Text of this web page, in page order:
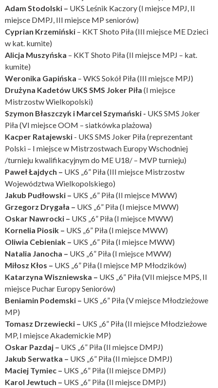
Adam Stodolski – UKS Leśnik Kaczory (I miejsce MPJ, II
miejsce DMPJ, III miejsce MP seniorów)
Cyprian Krzemiński – KKT Shoto Piła (III miejsce ME Dzieci
w kat. kumite)
Alicja Muszyńska – KKT Shoto Piła (II miejsce MPJ – kat.
kumite)
Weronika Gapińska – WKS Sokół Piła (III miejsce MPJ)
Drużyna Kadetów UKS SMS Joker Piła (I miejsce
Mistrzostw Wielkopolski)
Szymon Błaszczyk i Marcel Szymański - UKS SMS Joker
Piła (VI miejsce OOM – siatkówka plażowa)
Kacper Ratajewski - UKS SMS Joker Piła (reprezentant
Polski – I miejsce w Mistrzostwach Europy Wschodniej
/turnieju kwalifikacyjnym do ME U18/ – MVP turnieju)
Paweł Łajdych – UKS „6” Piła (III miejsce Mistrzostw
Województwa Wielkopolskiego)
Jakub Pudłowski – UKS „6” Piła (II miejsce MWW)
Grzegorz Drygała – UKS „6” Piła (I miejsce MWW)
Oskar Nawrocki – UKS „6” Piła (I miejsce MWW)
Kornelia Piosik – UKS „6” Piła (I miejsce MWW)
Oliwia Cebieniak – UKS „6” Piła (I miejsce MWW)
Natalia Janocha – UKS „6” Piła (I miejsce MWW)
Miłosz Kłos – UKS „6” Piła (I miejsce MP Młodzików)
Katarzyna Wiszniewska – UKS „6” Piła (VII miejsce MPS, II
miejsce Puchar Europy Seniorów)
Beniamin Podemski – UKS „6” Piła (V miejsce Młodzieżowe
MP)
Tomasz Drzewiecki – UKS „6” Piła (II miejsce Młodzieżowe
MP, I miejsce Akademickie MP)
Oskar Pazdaj – UKS „6” Piła (II miejsce DMPJ)
Jakub Serwatka – UKS „6” Piła (II miejsce DMPJ)
Maciej Tymiec – UKS „6” Piła (II miejsce DMPJ)
Karol Jewtuch – UKS „6” Piła (II miejsce DMPJ)